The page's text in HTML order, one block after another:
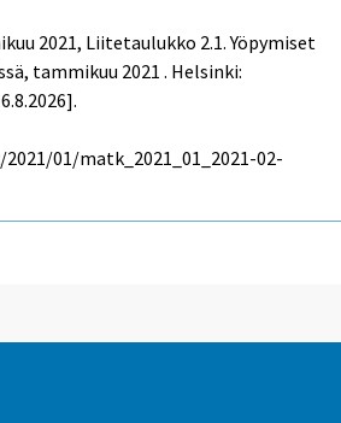
2021, Liitetaulukko 2.1. Yöpymiset
tammikuu 2021 . Helsinki:
01/matk_2021_01_2021-02-